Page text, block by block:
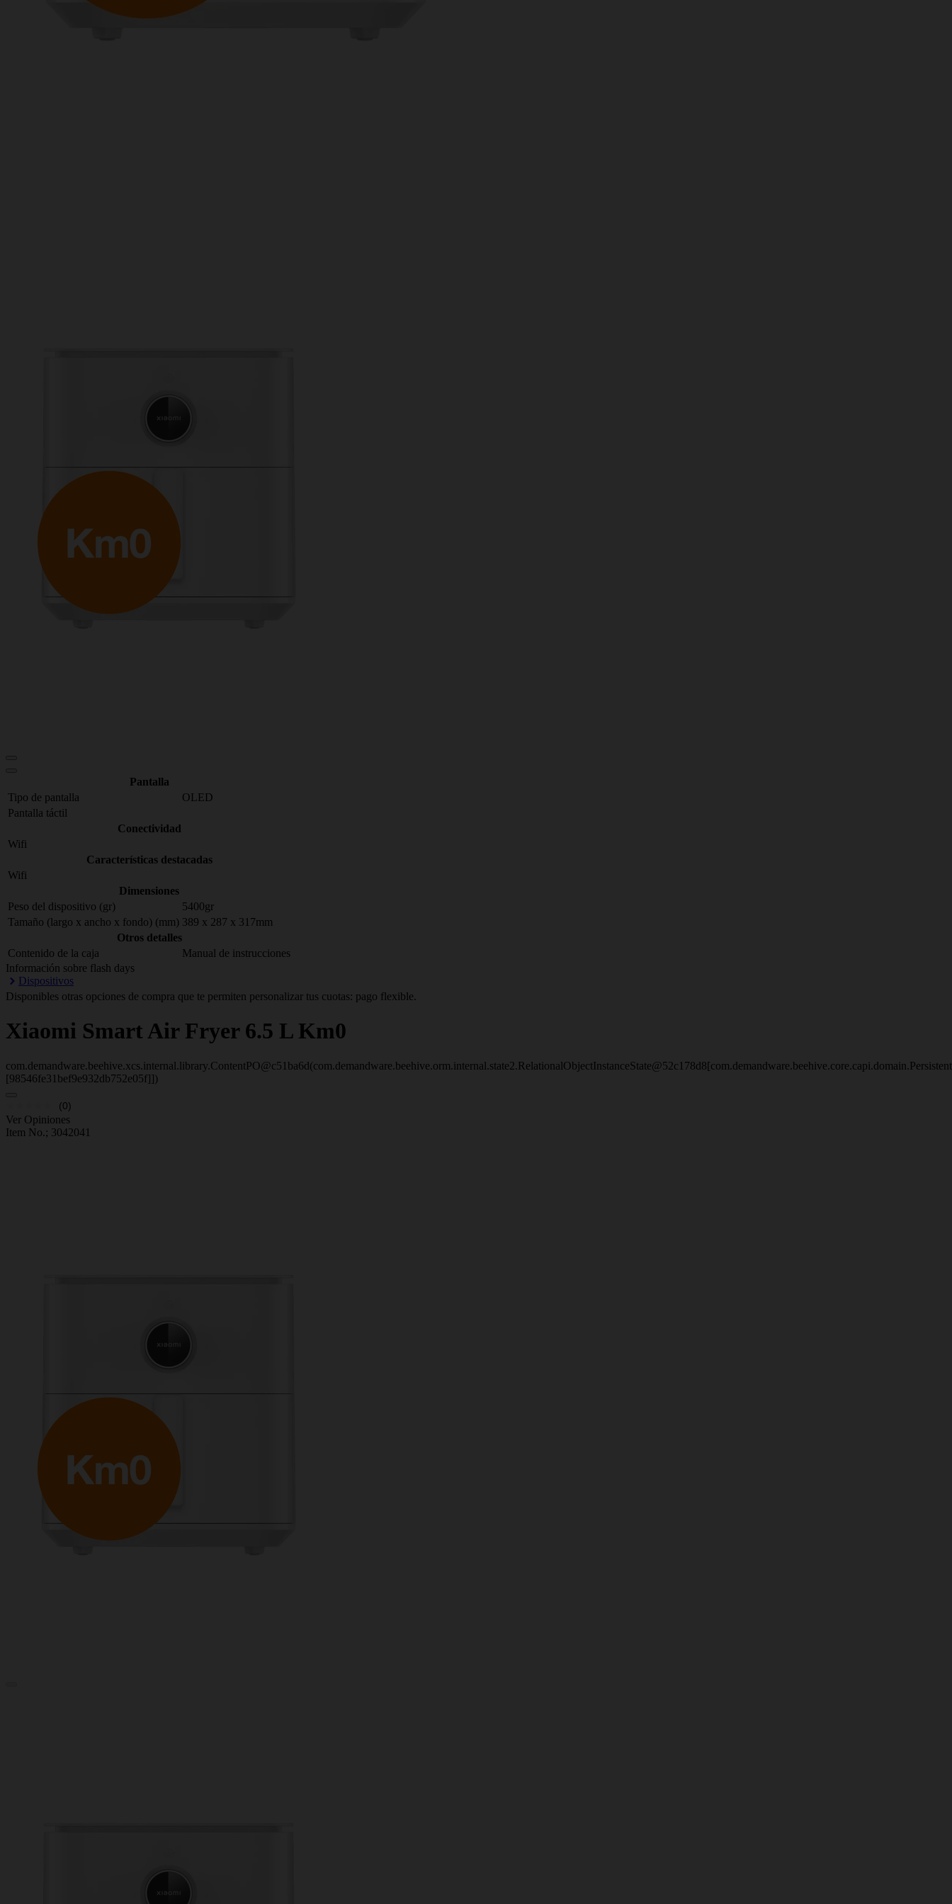
Pantalla
Tipo de pantalla
OLED
Pantalla táctil
Conectividad
Wifi
Características destacadas
Wifi
Dimensiones
Peso del dispositivo (gr)
5400gr
Tamaño (largo x ancho x fondo) (mm) 389 x 287 x 317mm
Otros detalles
Contenido de la caja
Manual de instrucciones
Información sobre flash days
Dispositivos
Disponibles otras opciones de compra que te permiten personalizar tus cuotas: pago flexible.
Xiaomi Smart Air Fryer 6.5 L Km0
[98546fe31bef9e932db752e05f]])
(0)
Ver Opiniones
Item No.; 3042041